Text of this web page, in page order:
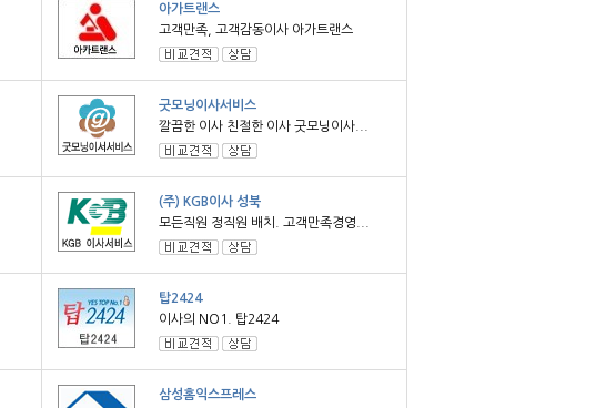
아가트랜스
고객만족, 고객감동이사 아가트랜스
굿모닝이사서비스
깔끔한 이사 친절한 이사 굿모닝이사...
(주) KGB이사 성북
모든직원 정직원 배치. 고객만족경영...
탑2424
이사의 NO1. 탑2424
삼성홈익스프레스